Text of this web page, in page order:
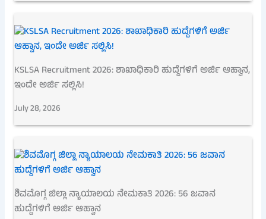
KSLSA Recruitment 2026: ಶಾಖಾಧಿಕಾರಿ ಹುದ್ದೆಗಳಿಗೆ ಅರ್ಜಿ ಆಹ್ವಾನ,
ಇಂದೇ ಅರ್ಜಿ ಸಲ್ಲಿಸಿ!
July 28, 2026
ಶಿವಮೊಗ್ಗ ಜಿಲ್ಲಾ ನ್ಯಾಯಾಲಯ ನೇಮಕಾತಿ 2026: 56 ಜವಾನ
ಹುದ್ದೆಗಳಿಗೆ ಅರ್ಜಿ ಆಹ್ವಾನ